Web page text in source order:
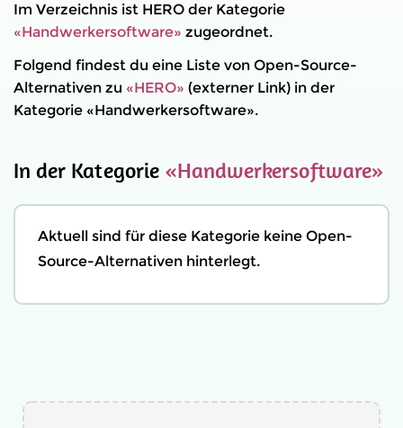
Im Verzeichnis ist HERO der Kategorie
«Handwerkersoftware» zugeordnet.
Folgend findest du eine Liste von Open-Source-
Alternativen zu «HERO» (externer Link) in der
Kategorie «Handwerkersoftware».
In der Kategorie «Handwerkersoftware»
Aktuell sind für diese Kategorie keine Open-
Source-Alternativen hinterlegt.